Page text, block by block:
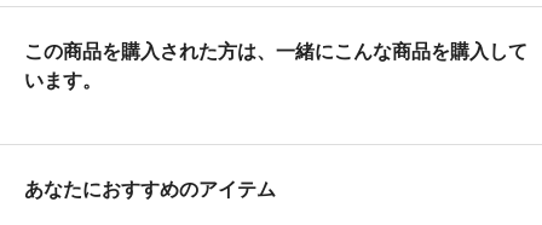
この商品を購入された方は、一緒にこんな商品を購入して
います。
あなたにおすすめのアイテム